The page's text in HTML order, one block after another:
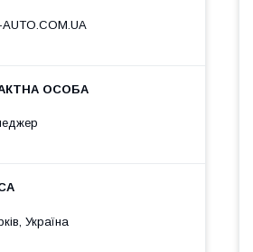
AUTO.COM.UA
Україна